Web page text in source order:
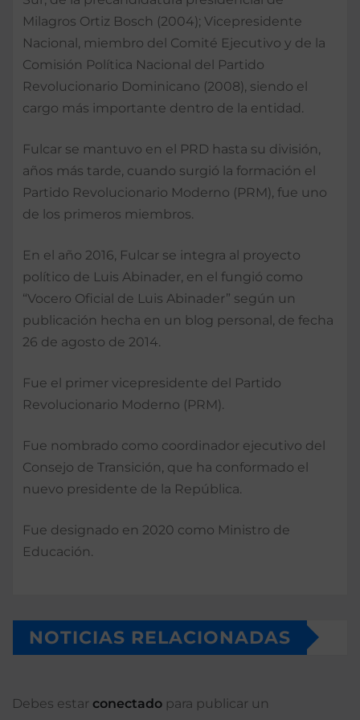
Milagros Ortiz Bosch (2004); Vicepresidente
Nacional, miembro del Comité Ejecutivo y de la
Comisión Política Nacional del Partido
Revolucionario Dominicano (2008), siendo el
cargo más importante dentro de la entidad.
Fulcar se mantuvo en el PRD hasta su división,
años más tarde, cuando surgió la formación el
Partido Revolucionario Moderno (PRM), fue uno
de los primeros miembros.
En el año 2016, Fulcar se integra al proyecto
político de Luis Abinader, en el fungió como
“Vocero Oficial de Luis Abinader” según un
publicación hecha en un blog personal, de fecha
26 de agosto de 2014.
Fue el primer vicepresidente del Partido
Revolucionario Moderno (PRM).
Fue nombrado como coordinador ejecutivo del
Consejo de Transición, que ha conformado el
nuevo presidente de la República.
Fue designado en 2020 como Ministro de
Educación.
NOTICIAS RELACIONADAS
Debes estar conectado para publicar un